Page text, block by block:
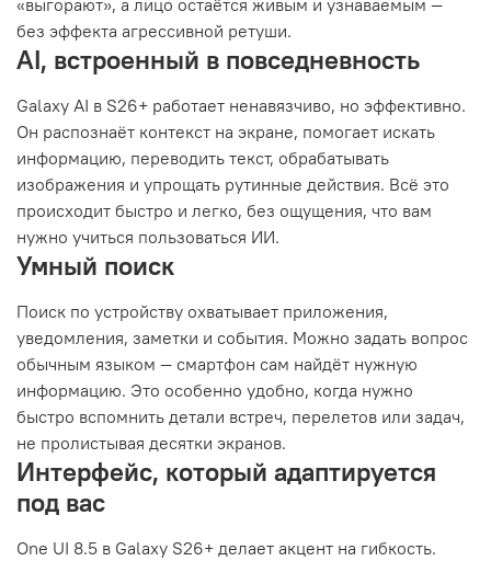
«выгорают», а лицо остаётся живым и узнаваемым —
без эффекта агрессивной ретуши.
AI, встроенный в повседневность
Galaxy AI в S26+ работает ненавязчиво, но эффективно.
Он распознаёт контекст на экране, помогает искать
информацию, переводить текст, обрабатывать
изображения и упрощать рутинные действия. Всё это
происходит быстро и легко, без ощущения, что вам
нужно учиться пользоваться ИИ.
Умный поиск
Поиск по устройству охватывает приложения,
уведомления, заметки и события. Можно задать вопрос
обычным языком — смартфон сам найдёт нужную
информацию. Это особенно удобно, когда нужно
быстро вспомнить детали встреч, перелетов или задач,
не пролистывая десятки экранов.
Интерфейс, который адаптируется
под вас
One UI 8.5 в Galaxy S26+ делает акцент на гибкость.